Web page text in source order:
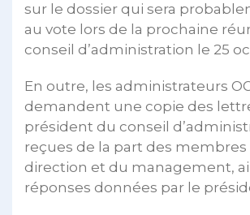
sur le dossier qui sera
au vote lors de la prochaine
conseil d’administration le 25
En outre, les administrateurs
demandent une copie des
président du conseil
reçues de la part des membres
direction et du management,
réponses données par le